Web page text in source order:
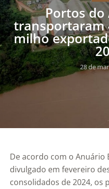
Portos
transportaram
milho
28 de
De acordo com o Anuário
divulgado em fevereiro
consolidados de 2024, os